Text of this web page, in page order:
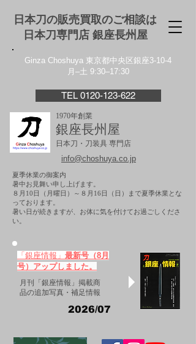
日本刀の販売買取のご相談は
日本刀専門店 銀座⻑州屋
Ginza Choshuya 東京都中央区銀座3-10-4
月–土 9:30–17:30
TEL 0120-123-622
1970年創業
銀座長州屋
日本刀・刀装具 専門店
info@choshuya.co.jp
夏季休業の御案内
暑中お見舞い申し上げます。
８月10日（月曜日）～８月16日（日）まで夏季休業とな
っております。
​暑い日が続きますが、お体に気を付けてお過ごしくださ
い。
「銀座情報」 最新号（8月
号）アップしました。
月刊「銀座情報」掲載商
品の追加写真・補足情報
2026/07